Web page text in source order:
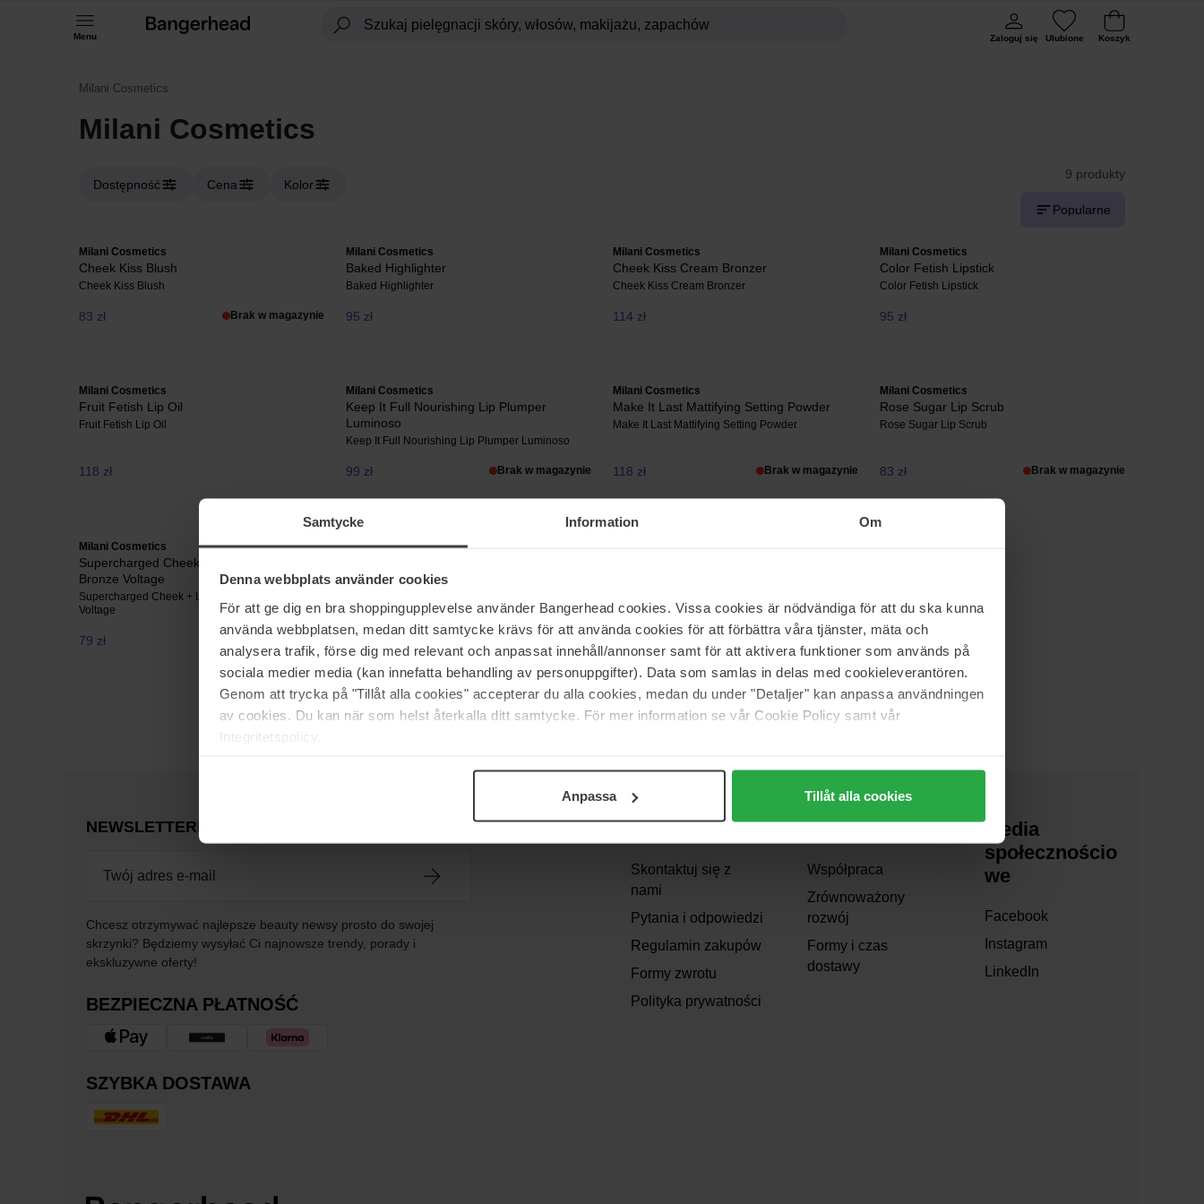
Samtycke Information Om
Denna webbplats använder cookies
För att ge dig en bra shoppingupplevelse använder Bangerhead cookies. Vissa cookies är nödvändiga för att du ska kunna
använda webbplatsen, medan ditt samtycke krävs för att använda cookies för att förbättra våra tjänster, mäta och
analysera trafik, förse dig med relevant och anpassat innehåll/annonser samt för att aktivera funktioner som används på
sociala medier media (kan innefatta behandling av personuppgifter). Data som samlas in delas med cookieleverantören.
Genom att trycka på "Tillåt alla cookies" accepterar du alla cookies, medan du under "Detaljer" kan anpassa användningen
av cookies. Du kan när som helst återkalla ditt samtycke. För mer information se vår Cookie Policy samt vår
Integritetspolicy.
Anpassa Tillåt alla cookies
Menu Zaloguj się Ulubione Koszyk
Milani Cosmetics
Milani Cosmetics
Dostępność Cena Kolor
9 produkty
Popularne
Milani Cosmetics
Cheek Kiss Blush
Cheek Kiss Blush
83 zł Brak w magazynie
Milani Cosmetics
Baked Highlighter
Baked Highlighter
95 zł
Milani Cosmetics
Cheek Kiss Cream Bronzer
Cheek Kiss Cream Bronzer
114 zł
Milani Cosmetics
Color Fetish Lipstick
Color Fetish Lipstick
95 zł
Milani Cosmetics
Fruit Fetish Lip Oil
Fruit Fetish Lip Oil
118 zł
Milani Cosmetics
Keep It Full Nourishing Lip Plumper
Luminoso
Keep It Full Nourishing Lip Plumper Luminoso
99 zł Brak w magazynie
Milani Cosmetics
Make It Last Mattifying Setting Powder
Make It Last Mattifying Setting Powder
118 zł Brak w magazynie
Milani Cosmetics
Rose Sugar Lip Scrub
Rose Sugar Lip Scrub
83 zł Brak w magazynie
Milani Cosmetics
Supercharged Cheek + Lip Multistick
Bronze Voltage
Supercharged Cheek + Lip Multistick Bronze
Voltage
79 zł Brak w magazynie
NEWSLETTERDOWIEDZ SIĘ JAKO PIERWSZY
Chcesz otrzymywać najlepsze beauty newsy prosto do swojej
skrzynki? Będziemy wysyłać Ci najnowsze trendy, porady i
ekskluzywne oferty!
BEZPIECZNA PŁATNOŚĆ
SZYBKA DOSTAWA
Support
Skontaktuj się z
nami
Pytania i odpowiedzi
Regulamin zakupów
Formy zwrotu
Polityka prywatności
O nas
Współpraca
Zrównoważony
rozwój
Formy i czas
dostawy
Media
społecznościo
we
Facebook
Instagram
LinkedIn